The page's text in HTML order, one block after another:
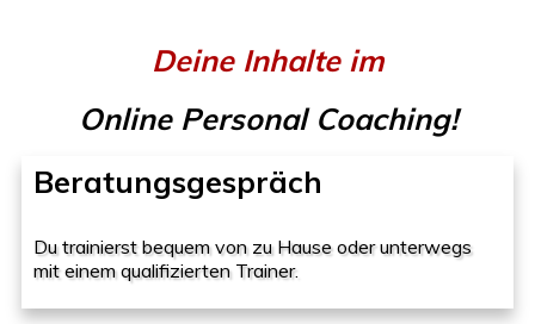
Deine Inhalte im
Online Personal Coaching!
Beratungsgespräch
Du trainierst bequem von zu Hause oder unterwegs
mit einem qualifizierten Trainer.